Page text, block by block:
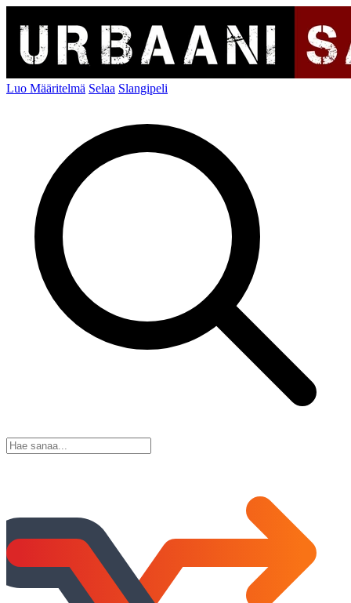
Luo Määritelmä Selaa Slangipeli